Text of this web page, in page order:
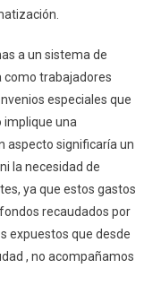
a un sistema de
como trabajadores
especiales que
implique una
aspecto significaría un
la necesidad de
ya que estos gastos
recaudados por
expuestos que desde
, no acompañamos